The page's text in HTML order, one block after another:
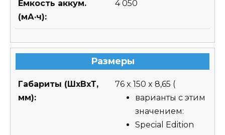
Емкость аккум.
(мА·ч):
4 050
Размеры
Габариты (ШхВхТ,
мм):
76 x 150 x 8,65 (
варианты с этим
значением:
Special Edition